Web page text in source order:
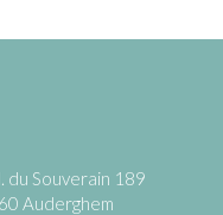
du Souverain 189
Auderghem